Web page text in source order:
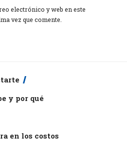
electrónico y web en este
vez que comente.
y por qué
en los costos